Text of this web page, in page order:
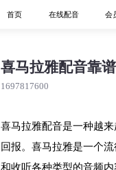
首页 在线配音 会
喜马拉雅配音靠
1697817600
喜马拉雅配音是一种越
回报。喜马拉雅是一个
和收听各种类型的音频